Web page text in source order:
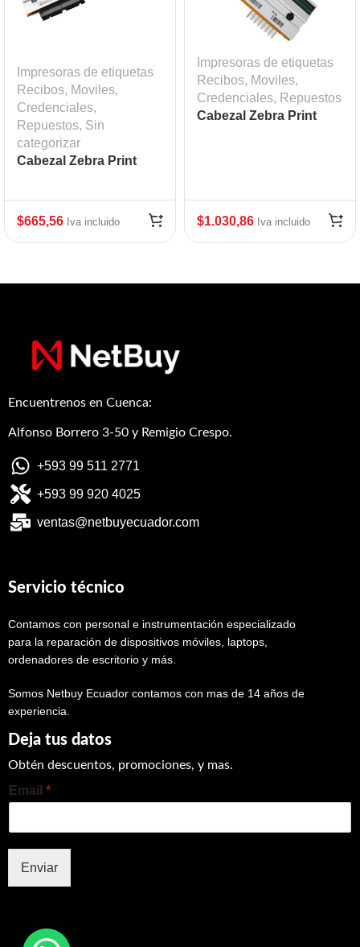
Impresoras de etiquetas
Recibos, Moviles,
Credenciales,
Repuestos, Sin
categorizar
Cabezal Zebra Print
$665,56 Iva incluido
Impresoras de etiquetas
Recibos, Moviles,
Credenciales, Repuestos
Cabezal Zebra Print
$1.030,86 Iva incluido
Encuentrenos en Cuenca:
Alfonso Borrero 3-50 y Remigio Crespo.
+593 99 511 2771
+593 99 920 4025
ventas@netbuyecuador.com
Servicio técnico
Contamos con personal e instrumentación especializado
para la reparación de dispositivos móviles, laptops,
ordenadores de escritorio y más.
Somos Netbuy Ecuador contamos con mas de 14 años de
experiencia.
Deja tus datos
Obtén descuentos, promociones, y mas.
Email *
Enviar